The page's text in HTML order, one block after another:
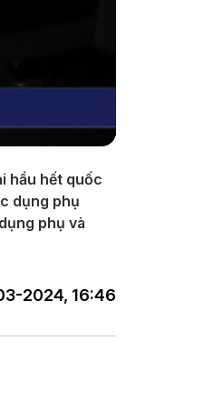
hầu hết quốc
dụng phụ
phụ và
2024, 16:46